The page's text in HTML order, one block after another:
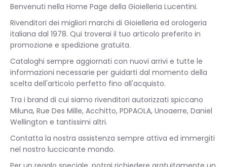
Benvenuti nella Home Page della Gioielleria Lucentini.
Rivenditori dei migliori marchi di Gioielleria ed orologeria
italiana dal 1978. Qui troverai il tuo articolo preferito in
promozione e spedizione gratuita.
Cataloghi sempre aggiornati con nuovi arrivi e tutte le
informazioni necessarie per guidarti dal momento della
scelta dell'articolo perfetto fino all'acquisto.
Tra i brand di cui siamo rivenditori autorizzati spiccano
Miluna, Rue Des Mille, Acchitto, PDPAOLA, Unoaerre, Daniel
Wellington e tantissimi altri.
Contatta la nostra assistenza sempre attiva ed immergiti
nel nostro luccicante mondo.